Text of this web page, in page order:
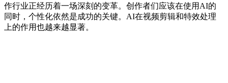
作行业正经历着一场深刻的变革。创作者们应该在使用AI的
同时，个性化依然是成功的关键。AI在视频剪辑和特效处理
上的作用也越来越显著。